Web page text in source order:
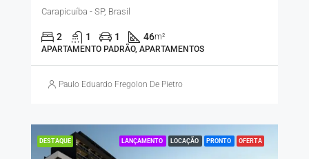
Carapicuíba - SP, Brasil
2 1 1 46m²
APARTAMENTO PADRÃO, APARTAMENTOS
Paulo Eduardo Fregolon De Pietro
DESTAQUE LANÇAMENTO LOCAÇÃO PRONTO OFERTA